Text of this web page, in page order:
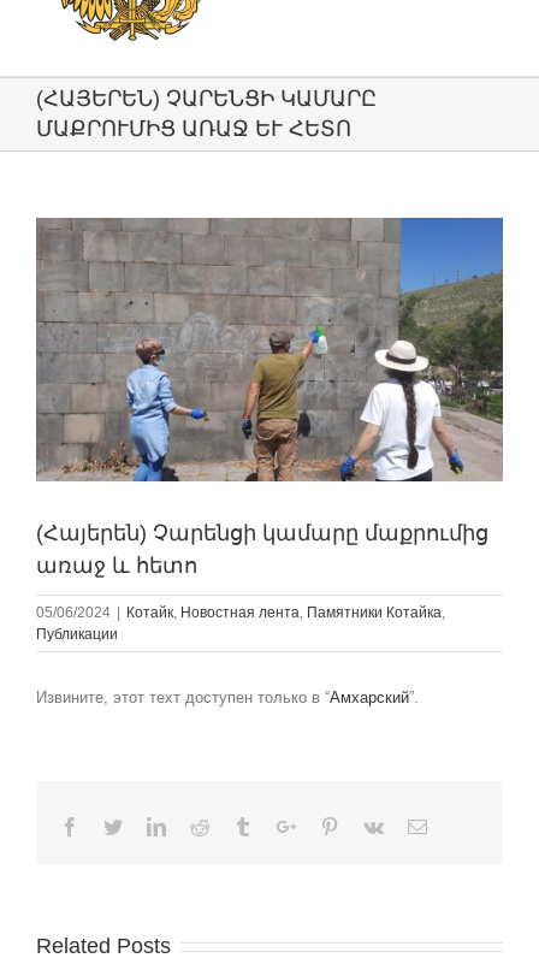
(ՀԱՅԵՐԵՆ) ՉԱՐԵՆՑԻ ԿԱՄԱՐԸ
ՄԱՔՐՈՒՄԻՑ ԱՌԱՋ ԵՒ ՀԵՏՈ
View
Larger
Image
(Հայերեն) Չարենցի կամարը մաքրումից
առաջ և հետո
05/06/2024 Котайк, Новостная лента, Памятники Котайкa,
Публикации
Извините, этот техт доступен только в “Амхарский”.
Facebook
TwitterLinkedinReddit TumblrGoogle+Pinterest
Vk Email
Related Posts